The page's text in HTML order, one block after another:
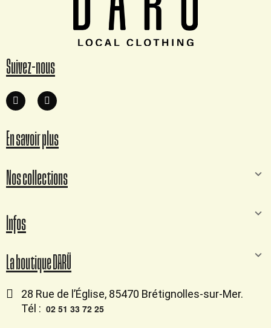
Suivez-nous
En savoir plus
Nos collections
Infos
La boutique DARÜ
28 Rue de l’Église, 85470 Brétignolles-sur-Mer.
Tél : 02 51 33 72 25